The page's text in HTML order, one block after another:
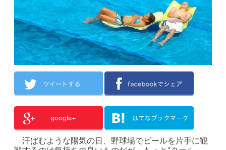
汗ばむような陽気の日、野球場でビールを片手に観